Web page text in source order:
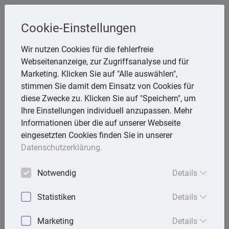
Melzer, StB
Storchsnest 6, 74535 Mainhardt
Telefon: 7903 7736
E-Mail:rathmann.melzer@t-online.de
Lexika
Volltext-Suche in den Lexika
Cookie-Einstellungen
Wir nutzen Cookies für die fehlerfreie
Webseitenanzeige, zur Zugriffsanalyse und für
Marketing. Klicken Sie auf "Alle auswählen",
stimmen Sie damit dem Einsatz von Cookies für
diese Zwecke zu. Klicken Sie auf "Speichern", um
Ihre Einstellungen individuell anzupassen. Mehr
Informationen über die auf unserer Webseite
eingesetzten Cookies finden Sie in unserer
Datenschutzerklärung.
Notwendig Details
Statistiken Details
Marketing Details